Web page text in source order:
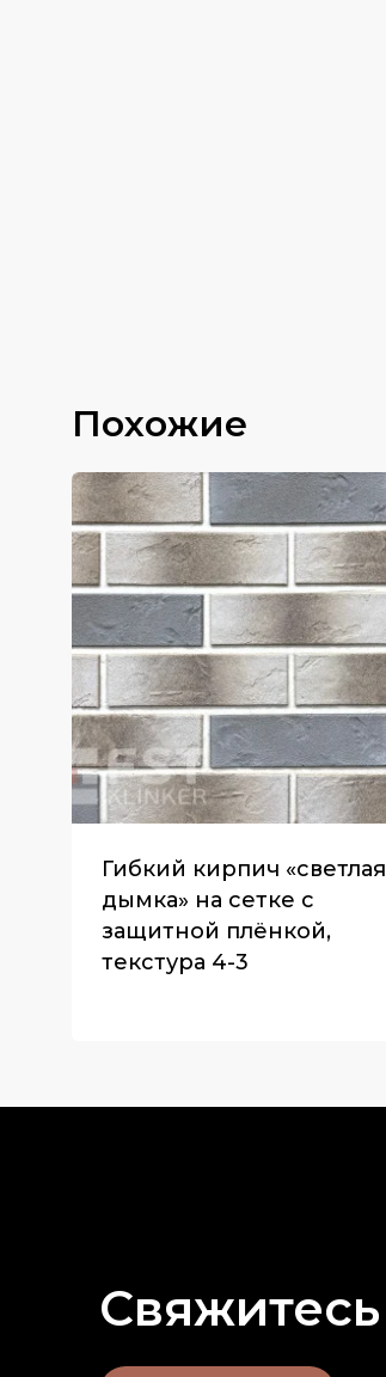
Похожие
Гибкий кирпич «светлая
дымка» на сетке с
защитной плёнкой,
текстура 4-3
Свяжитесь